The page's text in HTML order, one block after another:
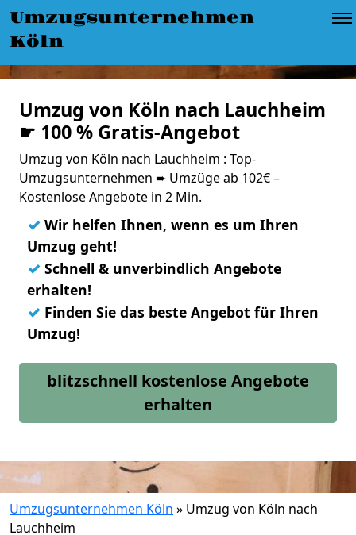
Umzugsunternehmen
Köln
Umzug von Köln nach Lauchheim
☛ 100 % Gratis-Angebot
Umzug von Köln nach Lauchheim : Top-
Umzugsunternehmen ➨ Umzüge ab 102€ –
Kostenlose Angebote in 2 Min.
✓ Wir helfen Ihnen, wenn es um Ihren
Umzug geht!
✓ Schnell & unverbindlich Angebote
erhalten!
✓ Finden Sie das beste Angebot für Ihren
Umzug!
blitzschnell kostenlose Angebote
erhalten
Umzugsunternehmen Köln » Umzug von Köln nach
Lauchheim